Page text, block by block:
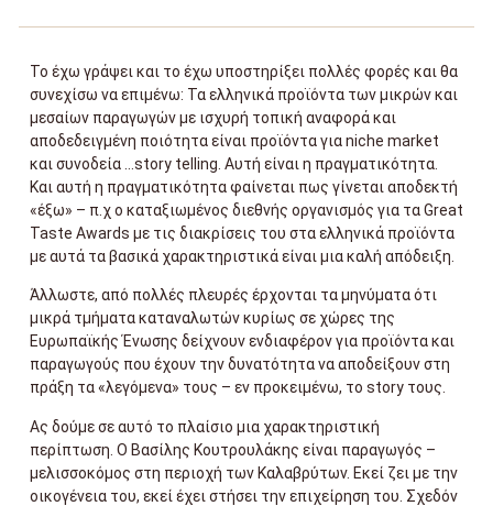
Το έχω γράψει και το έχω υποστηρίξει πολλές φορές και θα
συνεχίσω να επιμένω: Τα ελληνικά προϊόντα των μικρών και
μεσαίων παραγωγών με ισχυρή τοπική αναφορά και
αποδεδειγμένη ποιότητα είναι προϊόντα για niche market
και συνοδεία …story telling. Αυτή είναι η πραγματικότητα.
Και αυτή η πραγματικότητα φαίνεται πως γίνεται αποδεκτή
«έξω» – π.χ ο καταξιωμένος διεθνής οργανισμός για τα Great
Taste Awards με τις διακρίσεις του στα ελληνικά προϊόντα
με αυτά τα βασικά χαρακτηριστικά είναι μια καλή απόδειξη.
Άλλωστε, από πολλές πλευρές έρχονται τα μηνύματα ότι
μικρά τμήματα καταναλωτών κυρίως σε χώρες της
Ευρωπαϊκής Ένωσης δείχνουν ενδιαφέρον για προϊόντα και
παραγωγούς που έχουν την δυνατότητα να αποδείξουν στη
πράξη τα «λεγόμενα» τους – εν προκειμένω, το story τους.
Ας δούμε σε αυτό το πλαίσιο μια χαρακτηριστική
περίπτωση. Ο Βασίλης Κουτρουλάκης είναι παραγωγός –
μελισσοκόμος στη περιοχή των Καλαβρύτων. Εκεί ζει με την
οικογένεια του, εκεί έχει στήσει την επιχείρηση του. Σχεδόν